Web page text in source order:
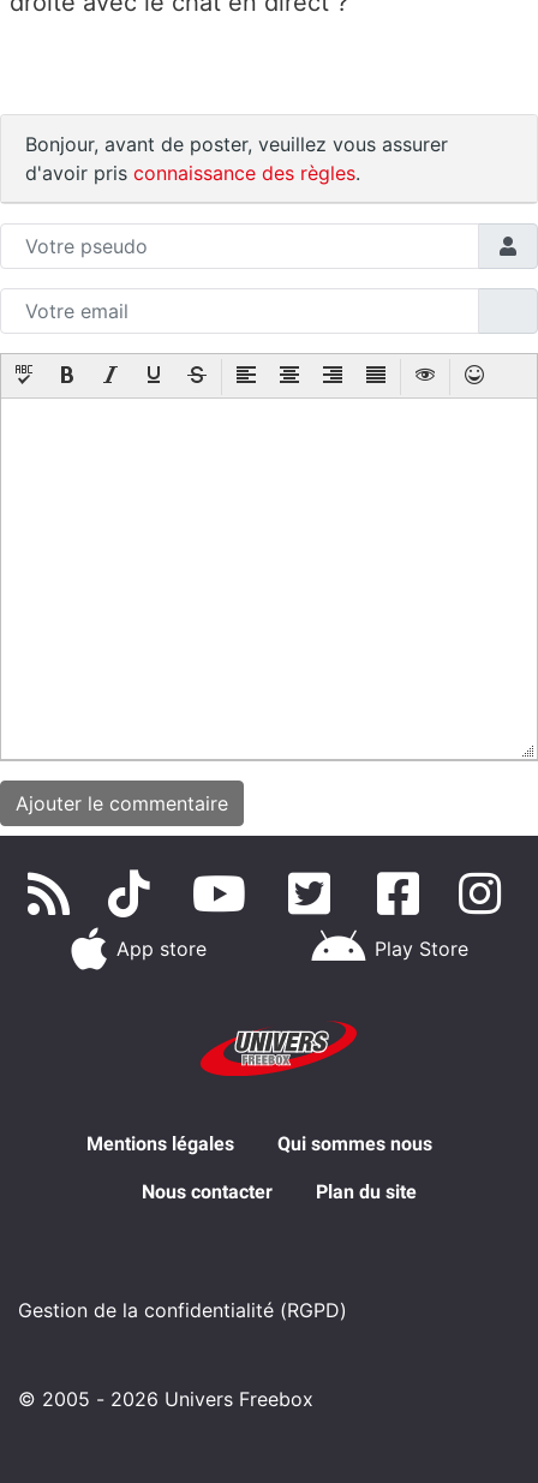
Bonjour, avant de poster, veuillez vous assurer
d'avoir pris connaissance des règles.
App store Play Store
Mentions légales Qui sommes nous
Nous contacter Plan du site
Gestion de la confidentialité (RGPD)
© 2005 - 2026 Univers Freebox